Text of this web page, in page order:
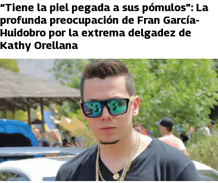
“Tiene la piel pegada a sus pómulos”: La
profunda preocupación de Fran García-
Huidobro por la extrema delgadez de
Kathy Orellana